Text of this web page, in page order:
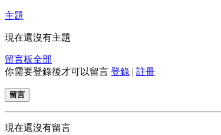
主題
現在還沒有主題
留言板全部
你需要登錄後才可以留言 登錄 | 註冊
留言
現在還沒有留言